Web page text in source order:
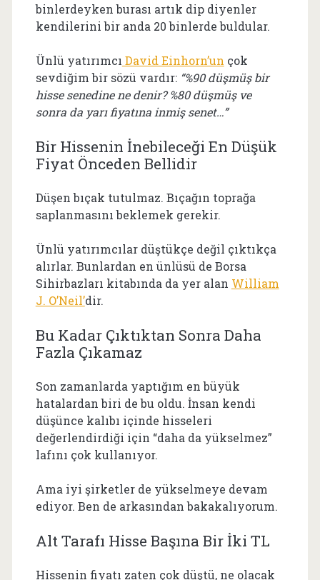
binlerdeyken burası artık dip diyenler
kendilerini bir anda 20 binlerde buldular.
Ünlü yatırımcı David Einhorn’un çok
sevdiğim bir sözü vardır: “%90 düşmüş bir
hisse senedine ne denir? %80 düşmüş ve
sonra da yarı fiyatına inmiş senet…”
Bir Hissenin İnebileceği En Düşük
Fiyat Önceden Bellidir
Düşen bıçak tutulmaz. Bıçağın toprağa
saplanmasını beklemek gerekir.
Ünlü yatırımcılar düştükçe değil çıktıkça
alırlar. Bunlardan en ünlüsü de Borsa
Sihirbazları kitabında da yer alan William
J. O’Neil’dir.
Bu Kadar Çıktıktan Sonra Daha
Fazla Çıkamaz
Son zamanlarda yaptığım en büyük
hatalardan biri de bu oldu. İnsan kendi
düşünce kalıbı içinde hisseleri
değerlendirdiği için “daha da yükselmez”
lafını çok kullanıyor.
Ama iyi şirketler de yükselmeye devam
ediyor. Ben de arkasından bakakalıyorum.
Alt Tarafı Hisse Başına Bir İki TL
Hissenin fiyatı zaten çok düştü, ne olacak